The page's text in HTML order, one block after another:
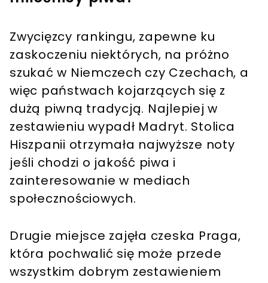
Zwycięzcy rankingu, zapewne ku
zaskoczeniu niektórych, na próżno
szukać w Niemczech czy Czechach, a
więc państwach kojarzących się z
dużą piwną tradycją. Najlepiej w
zestawieniu wypadł Madryt. Stolica
Hiszpanii otrzymała najwyższe noty
jeśli chodzi o jakość piwa i
zainteresowanie w mediach
społecznościowych.
Drugie miejsce zajęła czeska Praga,
która pochwalić się może przede
wszystkim dobrym zestawieniem